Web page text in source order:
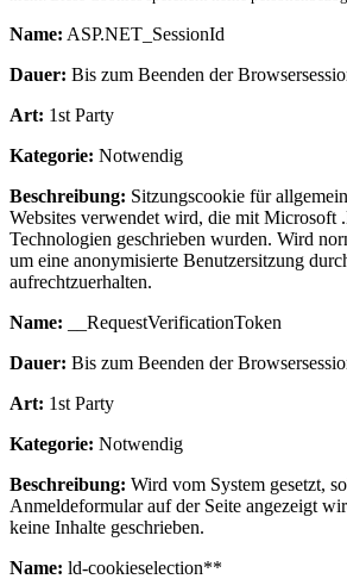
Name: ASP.NET_SessionId
Dauer: Bis zum Beenden der
Art: 1st Party
Kategorie: Notwendig
Beschreibung: Sitzungscookie für
Websites verwendet wird, die mit Microsoft
Technologien geschrieben wurden. Wird
um eine anonymisierte Benutzersitzung
aufrechtzuerhalten.
Name: __RequestVerificationToken
Dauer: Bis zum Beenden der
Art: 1st Party
Kategorie: Notwendig
Beschreibung: Wird vom System gesetzt,
Anmeldeformular auf der Seite angezeigt
keine Inhalte geschrieben.
Name: ld-cookieselection**